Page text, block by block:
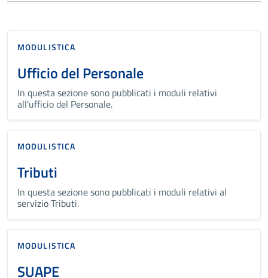
MODULISTICA
Ufficio del Personale
In questa sezione sono pubblicati i moduli relativi
all'ufficio del Personale.
MODULISTICA
Tributi
In questa sezione sono pubblicati i moduli relativi al
servizio Tributi.
MODULISTICA
SUAPE